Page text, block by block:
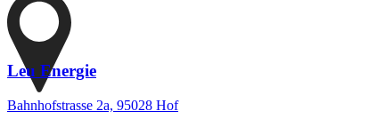
Leu Energie
Bahnhofstrasse 2a, 95028 Hof